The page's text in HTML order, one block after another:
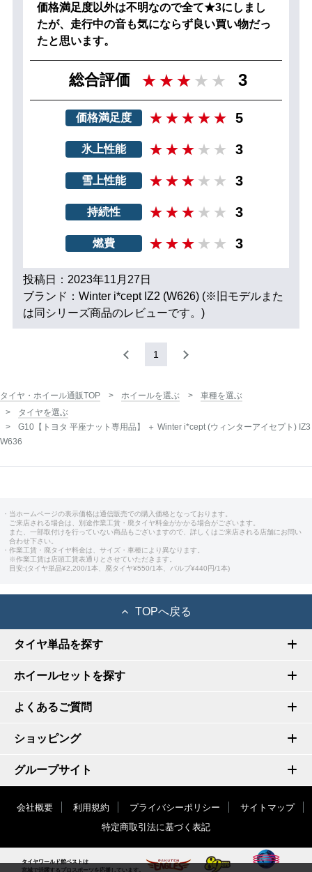
価格満足度以外は不明なので全て★3にしまし
たが、走行中の音も気にならず良い買い物だっ
たと思います。
総合評価 3
価格満足度 5
氷上性能 3
雪上性能 3
持続性 3
燃費 3
投稿日：2023年11月27日
ブランド：Winter i*cept IZ2 (W626) (※旧モデルまた
は同シリーズ商品のレビューです。)
1
タイヤ・ホイール通販TOP ホイールを選ぶ
車種を選ぶ
タイヤを選ぶ
G10【トヨタ 平座ナット専用品】 ＋ Winter i*cept (ウィンターアイセプト) IZ3
W636
・当ホームページの表示価格は通信販売での購入価格となっております。
ご来店される場合は、別途作業工賃・廃タイヤ料金がかかる場合がございます。
また、一部取付けを行っていない商品もございますので、詳しくはご来店される店舗にお問い
合わせ下さい。
・作業工賃・廃タイヤ料金は、サイズ・車種により異なります。
※作業工賃は店頭工賃表通りとさせていただきます。
目安:(タイヤ単品¥2,200/1本、廃タイヤ¥550/1本、バルブ¥440円/1本)
TOPへ戻る
タイヤ単品を探す
ホイールセットを探す
よくあるご質問
ショッピング
グループサイト
会社概要 利用規約 プライバシーポリシー
サイトマップ
特定商取引法に基づく表記
タイヤワールド館ベストは
宮城で活躍するプロスポーツを応援しています。